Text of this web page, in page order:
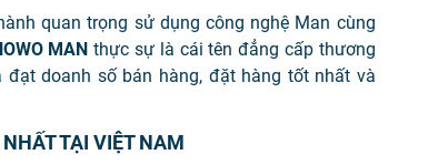
quan trọng sử dụng công nghệ Man cùng
MAN thực sự là cái tên đẳng cấp thương
doanh số bán hàng, đặt hàng tốt nhất và
TẠI VIỆT NAM